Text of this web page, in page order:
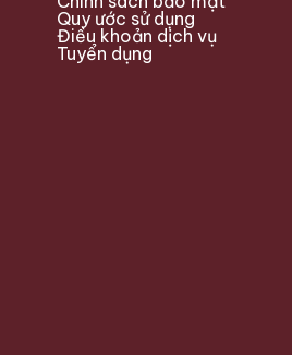
Quy ước sử dụng
Điều khoản dịch vụ
Tuyển dụng